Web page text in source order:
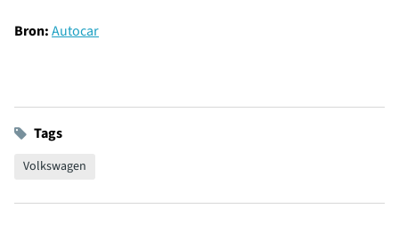
Bron:Autocar
Tags
Volkswagen